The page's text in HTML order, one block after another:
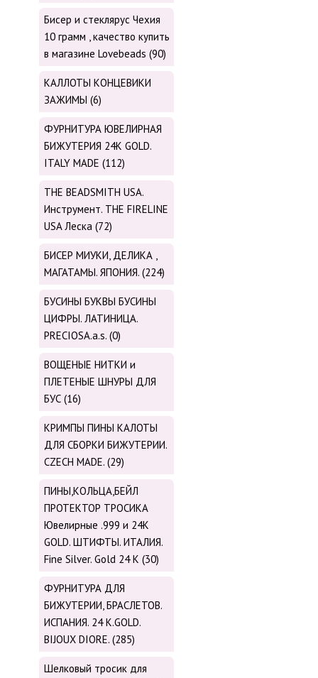
Бисер и стеклярус Чехия
10 грамм , качество купить
в магазине Lovebeads (90)
КАЛЛОТЫ КОНЦЕВИКИ
ЗАЖИМЫ (6)
ФУРНИТУРА ЮВЕЛИРНАЯ
БИЖУТЕРИЯ 24К GOLD.
ITALY MADE (112)
THE BEADSMITH USA.
Инструмент. THE FIRELINE
USA Леска (72)
БИСЕР МИУКИ, ДЕЛИКА ,
МАГАТАМЫ. ЯПОНИЯ. (224)
БУСИНЫ БУКВЫ БУСИНЫ
ЦИФРЫ. ЛАТИНИЦА.
PRECIOSA.a.s. (0)
ВОЩЕНЫЕ НИТКИ и
ПЛЕТЕНЫЕ ШНУРЫ ДЛЯ
БУС (16)
КРИМПЫ ПИНЫ КАЛОТЫ
ДЛЯ СБОРКИ БИЖУТЕРИИ.
CZECH MADE. (29)
ПИНЫ,КОЛЬЦА,БЕЙЛ
ПРОТЕКТОР ТРОСИКА
Ювелирные .999 и 24К
GOLD. ШТИФТЫ. ИТАЛИЯ.
Fine Silver. Gold 24 K (30)
ФУРНИТУРА ДЛЯ
БИЖУТЕРИИ, БРАСЛЕТОВ.
ИСПАНИЯ. 24 K.GOLD.
BIJOUX DIORE. (285)
Шелковый тросик для